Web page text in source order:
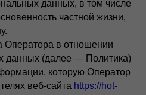
данных, в том числе
частной жизни,
Оператора в отношении
данных (далее — Политика)
которую Оператор
веб-сайта https://hot-